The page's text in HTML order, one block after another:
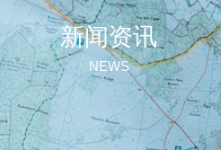
新闻资讯
NEWS